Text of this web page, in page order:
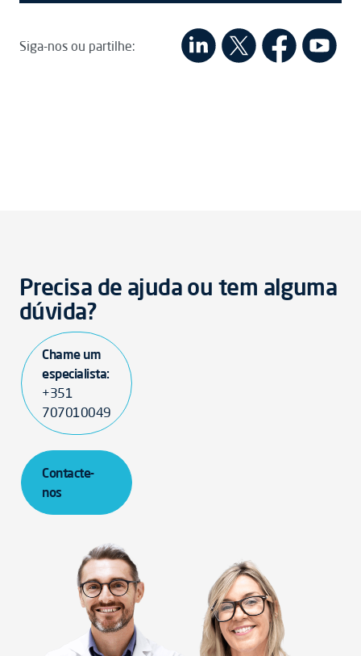
Siga-nos ou partilhe:
Precisa de ajuda ou tem alguma
dúvida?
Chame um
especialista:
+351
707010049
Contacte-
nos